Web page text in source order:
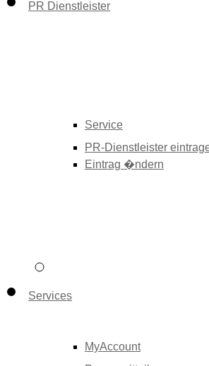
PR Dienstleister
Service
PR-Dienstleister
Eintrag �ndern
Services
MyAccount